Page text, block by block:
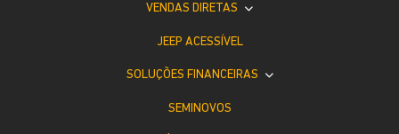
VENDAS DIRETAS
JEEP ACESSÍVEL
SOLUÇÕES FINANCEIRAS
SEMINOVOS